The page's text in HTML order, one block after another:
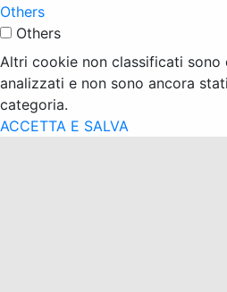
Others
Others
Altri cookie non classificati sono
analizzati e non sono ancora
categoria.
ACCETTA E SALVA